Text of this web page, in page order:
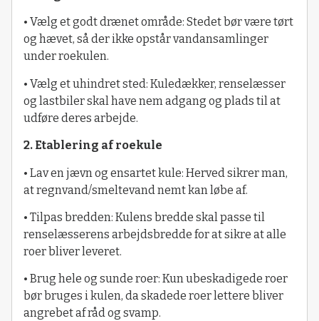
• Vælg et godt drænet område: Stedet bør være tørt
og hævet, så der ikke opstår vandansamlinger
under roekulen.
• Vælg et uhindret sted: Kuledækker, renselæsser
og lastbiler skal have nem adgang og plads til at
udføre deres arbejde.
2. Etablering af roekule
• Lav en jævn og ensartet kule: Herved sikrer man,
at regnvand/smeltevand nemt kan løbe af.
• Tilpas bredden: Kulens bredde skal passe til
renselæsserens arbejdsbredde for at sikre at alle
roer bliver leveret.
• Brug hele og sunde roer: Kun ubeskadigede roer
bør bruges i kulen, da skadede roer lettere bliver
angrebet af råd og svamp.